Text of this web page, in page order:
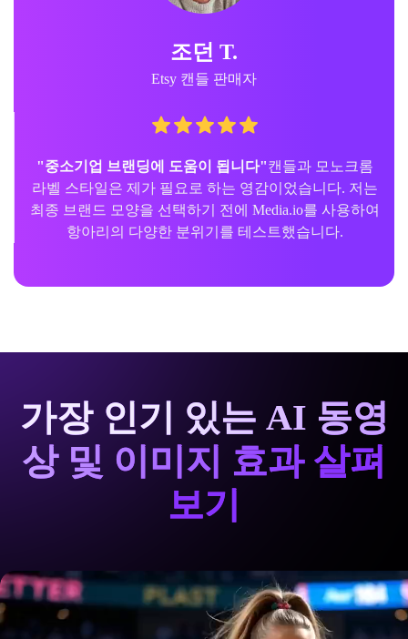
조던 T.
Etsy 캔들 판매자
"중소기업 브랜딩에 도움이 됩니다"캔들과 모노크롬
라벨 스타일은 제가 필요로 하는 영감이었습니다. 저는
최종 브랜드 모양을 선택하기 전에 Media.io를 사용하여
항아리의 다양한 분위기를 테스트했습니다.
가장 인기 있는 AI 동영
상 및 이미지 효과 살펴
보기